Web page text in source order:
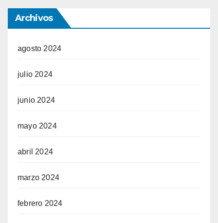
Archivos
agosto 2024
julio 2024
junio 2024
mayo 2024
abril 2024
marzo 2024
febrero 2024